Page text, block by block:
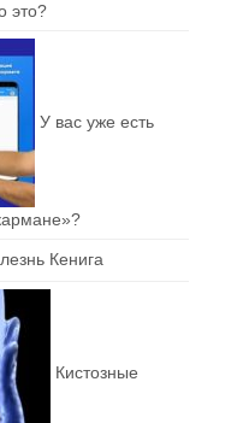
это?
У вас уже есть
Кенига
Кистозные